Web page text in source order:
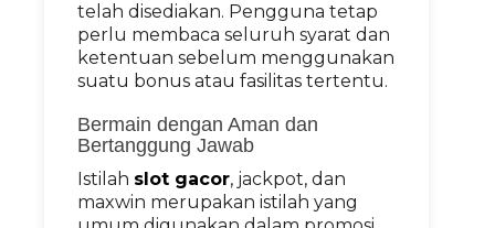
telah disediakan. Pengguna tetap
perlu membaca seluruh syarat dan
ketentuan sebelum menggunakan
suatu bonus atau fasilitas tertentu.
Bermain dengan Aman dan
Bertanggung Jawab
Istilah slot gacor, jackpot, dan
maxwin merupakan istilah yang